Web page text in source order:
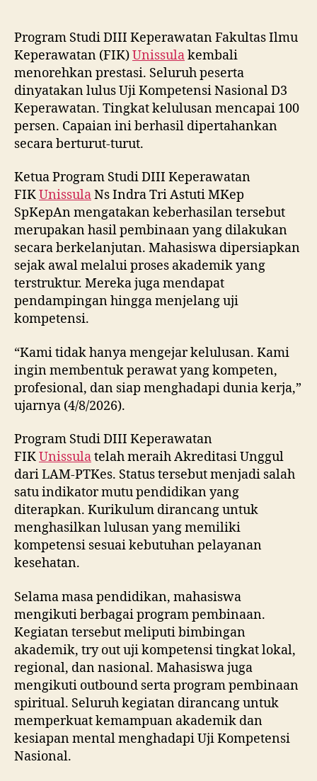
Program Studi DIII Keperawatan Fakultas Ilmu
Keperawatan (FIK)Unissulakembali
menorehkan prestasi. Seluruh peserta
dinyatakan lulus Uji Kompetensi Nasional D3
Keperawatan. Tingkat kelulusan mencapai 100
persen. Capaian ini berhasil dipertahankan
secara berturut-turut.
Ketua Program Studi DIII Keperawatan
FIKUnissulaNs Indra Tri Astuti MKep
SpKepAn mengatakan keberhasilan tersebut
merupakan hasil pembinaan yang dilakukan
secara berkelanjutan. Mahasiswa dipersiapkan
sejak awal melalui proses akademik yang
terstruktur. Mereka juga mendapat
pendampingan hingga menjelang uji
kompetensi.
“Kami tidak hanya mengejar kelulusan. Kami
ingin membentuk perawat yang kompeten,
profesional, dan siap menghadapi dunia kerja,”
ujarnya (4/8/2026).
Program Studi DIII Keperawatan
FIKUnissulatelah meraih Akreditasi Unggul
dari LAM-PTKes. Status tersebut menjadi salah
satu indikator mutu pendidikan yang
diterapkan. Kurikulum dirancang untuk
menghasilkan lulusan yang memiliki
kompetensi sesuai kebutuhan pelayanan
kesehatan.
Selama masa pendidikan, mahasiswa
mengikuti berbagai program pembinaan.
Kegiatan tersebut meliputi bimbingan
akademik, try out uji kompetensi tingkat lokal,
regional, dan nasional. Mahasiswa juga
mengikuti outbound serta program pembinaan
spiritual. Seluruh kegiatan dirancang untuk
memperkuat kemampuan akademik dan
kesiapan mental menghadapi Uji Kompetensi
Nasional.